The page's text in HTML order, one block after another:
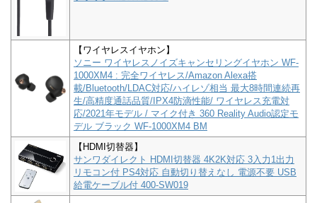
【ワイヤレスイヤホン】
ソニー ワイヤレスノイズキャンセリングイヤホン WF-
1000XM4 : 完全ワイヤレス/Amazon Alexa搭
載/Bluetooth/LDAC対応/ハイレゾ相当 最大8時間連続再
生/高精度通話品質/IPX4防滴性能/ ワイヤレス充電対
応/2021年モデル / マイク付き 360 Reality Audio認定モ
デル ブラック WF-1000XM4 BM
【HDMI切替器】
サンワダイレクト HDMI切替器 4K2K対応 3入力1出力
リモコン付 PS4対応 自動切り替えなし 電源不要 USB
給電ケーブル付 400-SW019